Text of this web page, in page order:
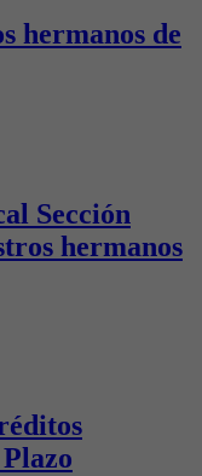
hermanos de
Sección
hermanos